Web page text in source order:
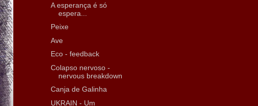
A esperança é só
espera...
Peixe
Ave
Eco - feedback
Colapso nervoso -
nervous breakdown
Canja de Galinha
UKRAIN - Um